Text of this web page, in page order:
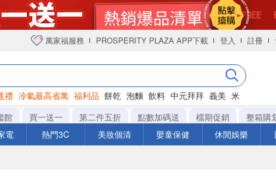
萬家福服務 PROSPERITY PLAZA APP下載 登入 註冊
禮 冷氣最高省萬 福利品 餅乾 泡麵 飲料 中元拜拜 義美 米
館 買一送一 第二件五折 點數加碼送 檔期促銷 整箱購
電 熱門3C 美妝個清 嬰童保健 休閒娛樂